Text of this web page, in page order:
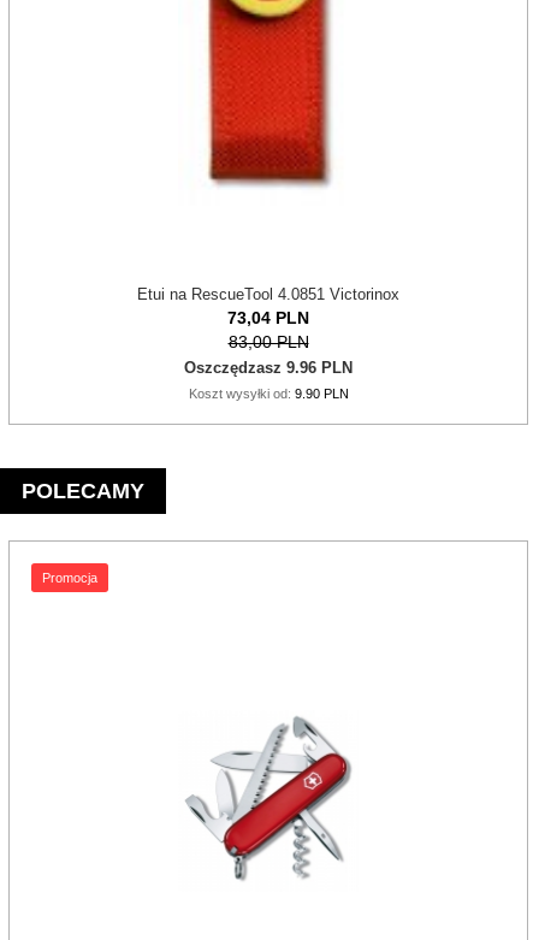
Etui na RescueTool 4.0851 Victorinox
73,04 PLN
83,00 PLN
Oszczędzasz 9.96 PLN
Koszt wysyłki od: 9.90 PLN
POLECAMY
Promocja